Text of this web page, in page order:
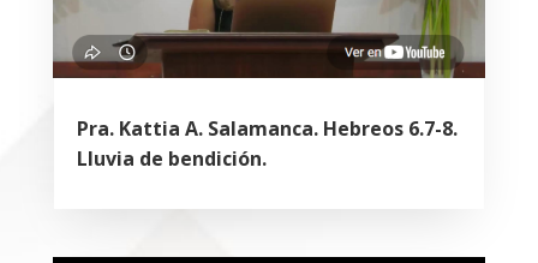
Pra. Kattia A. Salamanca. Hebreos 6.7-8.
Lluvia de bendición.